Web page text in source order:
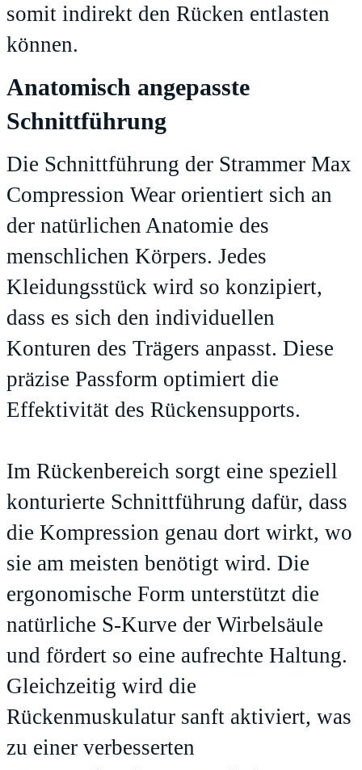
somit indirekt den Rücken entlasten
können.
Anatomisch angepasste
Schnittführung
Die Schnittführung der Strammer Max
Compression Wear orientiert sich an
der natürlichen Anatomie des
menschlichen Körpers. Jedes
Kleidungsstück wird so konzipiert,
dass es sich den individuellen
Konturen des Trägers anpasst. Diese
präzise Passform optimiert die
Effektivität des Rückensupports.
Im Rückenbereich sorgt eine speziell
konturierte Schnittführung dafür, dass
die Kompression genau dort wirkt, wo
sie am meisten benötigt wird. Die
ergonomische Form unterstützt die
natürliche S-Kurve der Wirbelsäule
und fördert so eine aufrechte Haltung.
Gleichzeitig wird die
Rückenmuskulatur sanft aktiviert, was
zu einer verbesserten